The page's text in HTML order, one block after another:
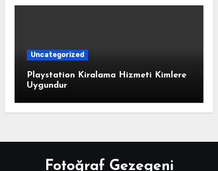
Uncategorized
Playstation Kiralama Hizmeti Kimlere
Uygundur
Fotoğraf Gezegeni